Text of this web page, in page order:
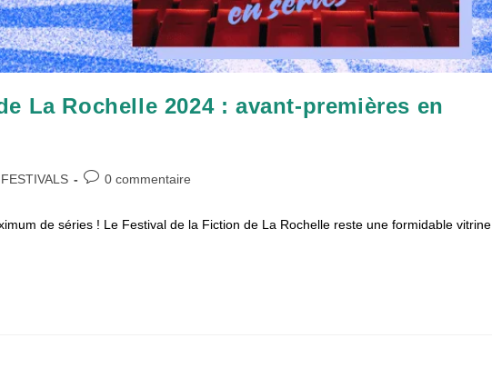
La Rochelle 2024 : avant-premières en
FESTIVALS
Commentaires
publication :
0 commentaire
de séries ! Le Festival de la Fiction de La Rochelle reste une formidable vitrine